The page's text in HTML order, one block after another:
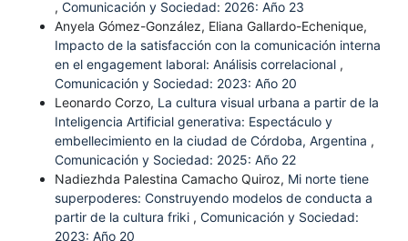
, Comunicación y Sociedad: 2026: Año 23
Anyela Gómez-González, Eliana Gallardo-Echenique,
Impacto de la satisfacción con la comunicación interna
en el engagement laboral: Análisis correlacional ,
Comunicación y Sociedad: 2023: Año 20
Leonardo Corzo, La cultura visual urbana a partir de la
Inteligencia Artificial generativa: Espectáculo y
embellecimiento en la ciudad de Córdoba, Argentina ,
Comunicación y Sociedad: 2025: Año 22
Nadiezhda Palestina Camacho Quiroz, Mi norte tiene
superpoderes: Construyendo modelos de conducta a
partir de la cultura friki , Comunicación y Sociedad:
2023: Año 20